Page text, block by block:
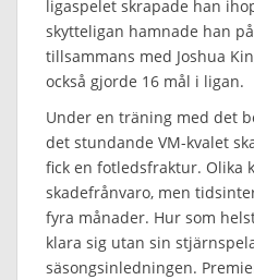
ligaspelet skrapade han
skytteligan hamnade han
tillsammans med Joshua
också gjorde 16 mål i ligan.
Under en träning med det
det stundande VM-kvalet
fick en fotledsfraktur. Olika
skadefrånvaro, men
fyra månader. Hur som
klara sig utan sin
säsongsinledningen.